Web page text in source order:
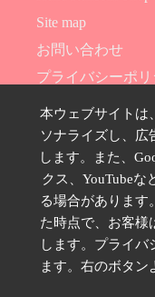
Site map
お問い合わせ
プライバシーポリ
特定商取引法に
SNSのフォ
本ウェブサイトは
ソナライズし、広
します。また、
クス、YouTube
る場合があります
た時点で、お客様
します。プライバ
ます。右のボタ